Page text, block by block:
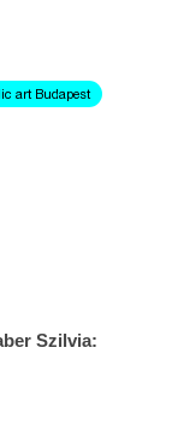
art Budapest
Szilvia: